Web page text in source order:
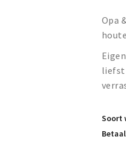
Opa
liefst
Soort